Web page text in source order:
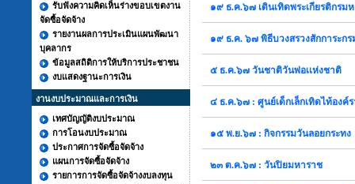
รับฟังความคิดเห็นร่างขอบเขตงาน
จัดซื้อจัดจ้าง
รายงานผลการประเมินแผนพัฒนา
บุคลากร
ข้อมูลสถิติการให้บริการประชาชน
งบแสดงฐานะการเงิน
งานงบประมาณและการเงิน
เทศบัญญัติงบประมาณ
การโอนงบประมาณ
ประกาศการจัดซื้อจัดจ้าง
แผนการจัดซื้อจัดจ้าง
รายการการจัดซื้อจัดจ้างงบลงทุน
๑๙ ธ.ค.๖๗ เดินเทิดพระเกียรติกรม
๑๙ ธ.ค. ๖๗ พิธีบวงสรวงสักการะก
๕ ธ.ค.๖๗ วันชาติวันพ่อเเห่งชาติ
๔ ธ.ค.๖๗ : ศูนย์เด็กเล็กเทิดไท้องค์
๑๕ พ.ย.๖๗ : กิจกรรมวันลอยกระทง
๒๓ ต.ค.๖๗ : วันปิยมหาราช